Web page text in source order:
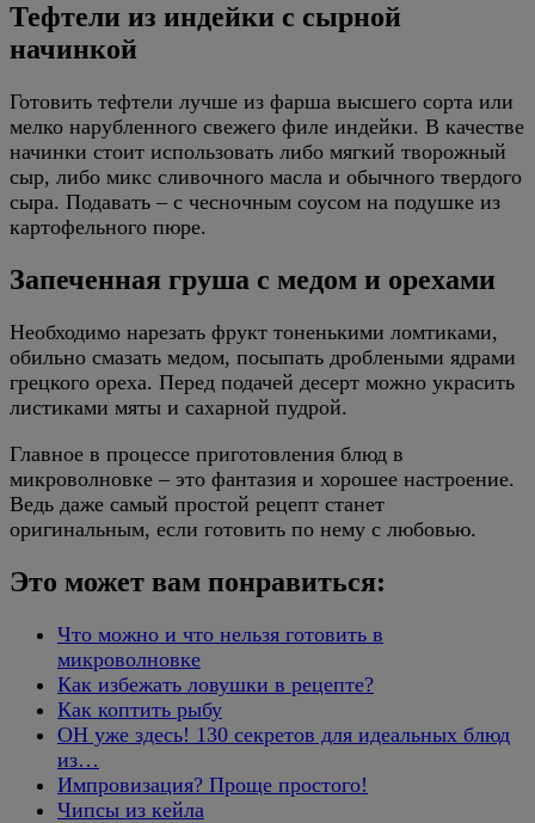
Тефтели из индейки с сырной
начинкой
Готовить тефтели лучше из фарша высшего сорта или
мелко нарубленного свежего филе индейки. В качестве
начинки стоит использовать либо мягкий творожный
сыр, либо микс сливочного масла и обычного твердого
сыра. Подавать – с чесночным соусом на подушке из
картофельного пюре.
Запеченная груша с медом и орехами
Необходимо нарезать фрукт тоненькими ломтиками,
обильно смазать медом, посыпать дроблеными ядрами
грецкого ореха. Перед подачей десерт можно украсить
листиками мяты и сахарной пудрой.
Главное в процессе приготовления блюд в
микроволновке – это фантазия и хорошее настроение.
Ведь даже самый простой рецепт станет
оригинальным, если готовить по нему с любовью.
Это может вам понравиться:
Что можно и что нельзя готовить в
микроволновке
Как избежать ловушки в рецепте?
Как коптить рыбу
ОН уже здесь! 130 секретов для идеальных блюд
из…
Импровизация? Проще простого!
Чипсы из кейла